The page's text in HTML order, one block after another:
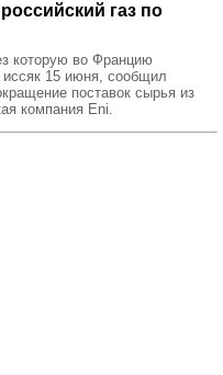
газ по
которую во Францию
иссяк 15 июня, сообщил
поставок сырья из
компания Eni.